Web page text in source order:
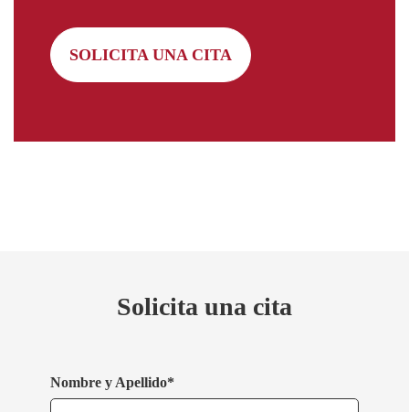
SOLICITA UNA CITA
Solicita una cita
Nombre y Apellido*